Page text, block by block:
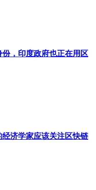
，印度政府也正在用区
济学家应该关注区快链